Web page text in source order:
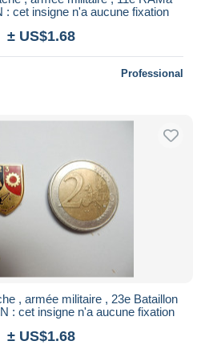
: cet insigne n'a aucune fixation
± US$1.68
Professional
, armée militaire , 23e Bataillon
: cet insigne n'a aucune fixation
± US$1.68